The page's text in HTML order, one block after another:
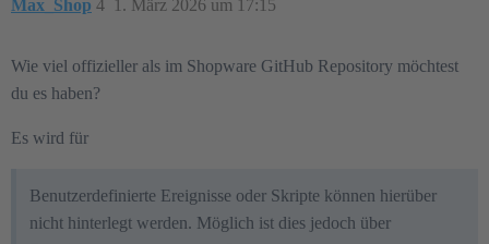
Max_Shop 1. März 2026 um 17:15
4
Wie viel offizieller als im Shopware GitHub Repository möchtest
du es haben?
Es wird für
Benutzerdefinierte Ereignisse oder Skripte können hierüber
nicht hinterlegt werden. Möglich ist dies jedoch über